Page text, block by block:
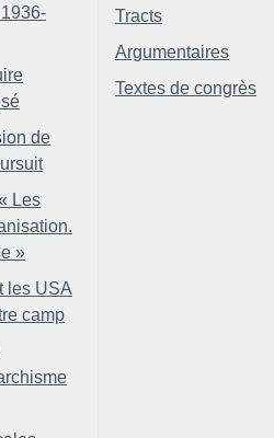
de
Les
»
les USA
camp
Tracts
Argumentaires
Textes de congrès